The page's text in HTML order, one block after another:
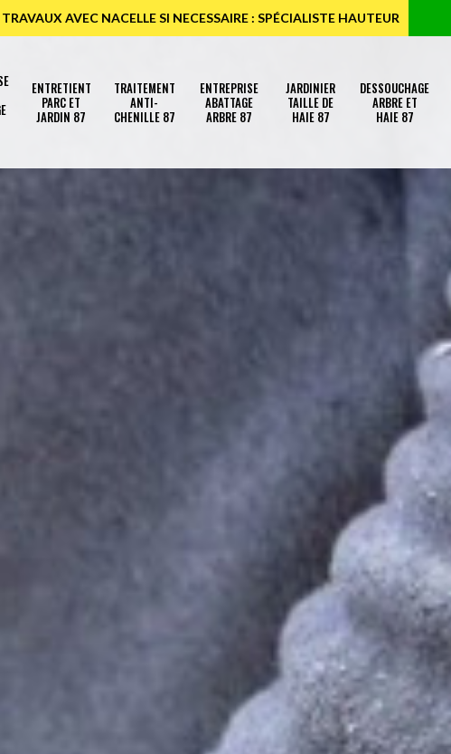
TRAVAUX AVEC NACELLE SI NECESSAIRE : SPÉCIALISTE HAUTEUR
ENTRETIENT
PARC ET
JARDIN 87
TRAITEMENT
ANTI-
CHENILLE 87
ENTREPRISE
ABATTAGE
ARBRE 87
JARDINIER
TAILLE DE
HAIE 87
DESSOUCHAGE
ARBRE ET
HAIE 87